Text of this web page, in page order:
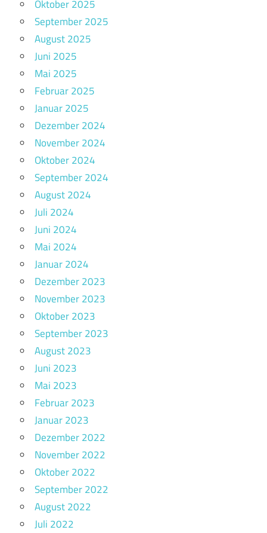
Oktober 2025
September 2025
August 2025
Juni 2025
Mai 2025
Februar 2025
Januar 2025
Dezember 2024
November 2024
Oktober 2024
September 2024
August 2024
Juli 2024
Juni 2024
Mai 2024
Januar 2024
Dezember 2023
November 2023
Oktober 2023
September 2023
August 2023
Juni 2023
Mai 2023
Februar 2023
Januar 2023
Dezember 2022
November 2022
Oktober 2022
September 2022
August 2022
Juli 2022